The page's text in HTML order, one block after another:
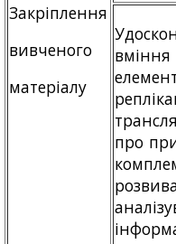
Закріплення
вивченого
матеріалу
вміння
про